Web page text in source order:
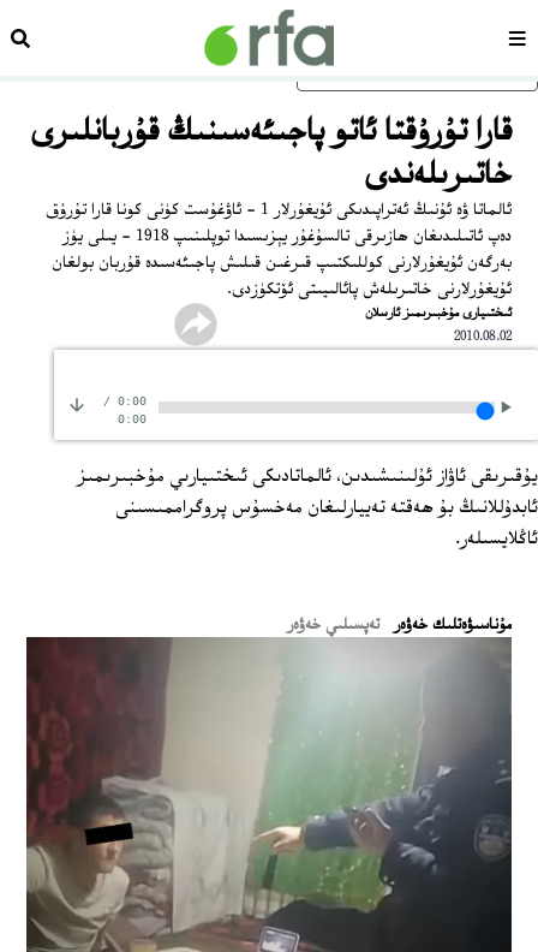
ئاساسلىق مەزمۇنغا ئاتلاڭسەھىپە
قارا تۇرۇقتا ئاتو پاجىئەسىنىڭ قۇربانلىرى
خاتىرىلەندى
ئالماتا ۋە ئۇنىڭ ئەتراپىدىكى ئۇيغۇرلار 1 - ئاۋغۇست كۈنى كونا قارا تۇرۇق
دەپ ئاتىلىدىغان ھازىرقى تالسۇغۇر يېزىسىدا توپلىنىپ 1918 - يىلى يۈز
بەرگەن ئۇيغۇرلارنى كوللىكتىپ قىرغىن قىلىش پاجىئەسىدە قۇربان بولغان
ئۇيغۇرلارنى خاتىرىلەش پائالىيىتى ئۆتكۈزدى.
ﺋﯩﺨﺘﯩﻴﺎﺭﻯ ﻣﯘﺧﺒﯩﺮﯨﻤﯩﺰ ﺋﺎﺭﺳﻠﺎﻥ
2010.08.02
0:00
/
0:00
يۇقىرىقى ئاۋاز ئۇلىنىشىدىن، ئالماتادىكى ئىختىيارىي مۇخبىرىمىز
ئابدۇللانىڭ بۇ ھەقتە تەييارلىغان مەخسۇس پروگراممىسىنى
ئاڭلايسىلەر.
ﻣﯘﻧﺎﺳﯩﯟﻩﺗﻠﯩﻚ ﺧﻪﯞﻩﺭ تەپسىلىي خەۋەر